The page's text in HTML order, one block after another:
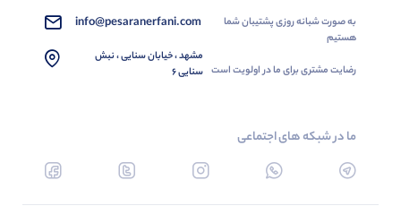
به صورت شبانه روزی پشتیبان شما
هستیم
رضایت مشتری برای ما در اولویت است
info@pesaranerfani.com
مشهد ، خیابان سنایی ، نبش
سنایی 6
ما در شبکه های اجتماعی